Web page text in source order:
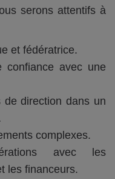
serons attentifs à
et fédératrice.
confiance avec une
de direction dans un
complexes.
avec les
les financeurs.